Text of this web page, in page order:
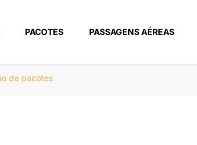
PACOTES PASSAGENS AÉREAS
de pacotes